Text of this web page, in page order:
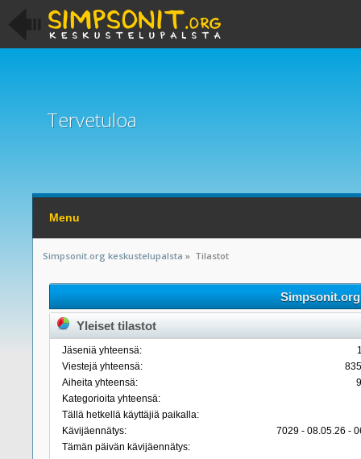
Tervetuloa
Menu
Simpsonit.org keskustelupalsta » Tilastot
Yleiset tilastot
Jäseniä yhteensä:
Viestejä yhteensä:
Aiheita yhteensä:
Kategorioita yhteensä:
Tällä hetkellä käyttäjiä paikalla:
Kävijäennätys:
7029 - 08.05.26 -
Tämän päivän kävijäennätys: